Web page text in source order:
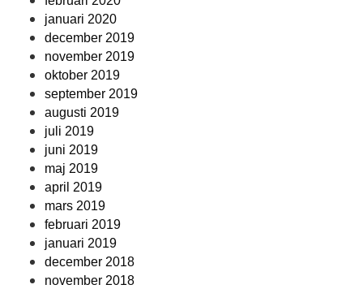
januari 2020
december 2019
november 2019
oktober 2019
september 2019
augusti 2019
juli 2019
juni 2019
maj 2019
april 2019
mars 2019
februari 2019
januari 2019
december 2018
november 2018